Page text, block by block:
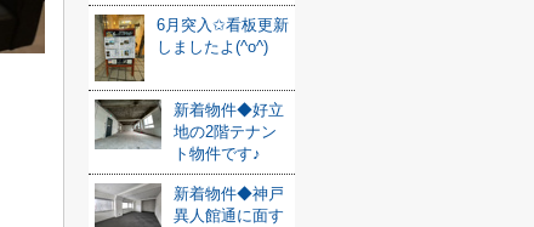
6月突入✩看板更新
しましたよ(^o^)
新着物件◆好立
地の2階テナン
ト物件です♪
新着物件◆神戸
異人館通に面す